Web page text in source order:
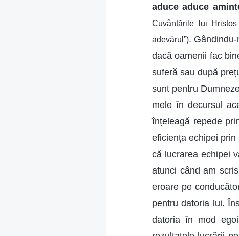
aduce aduce
Cuvântările lui
adevărul”).
dacă oamenii fac
suferă sau după
sunt pentru
mele în decursul
înțeleagă repede
eficiența echipei
că lucrarea echipei
atunci când am
eroare pe
pentru datoria lui.
datoria în mod